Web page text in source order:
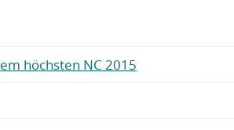
höchsten NC 2015